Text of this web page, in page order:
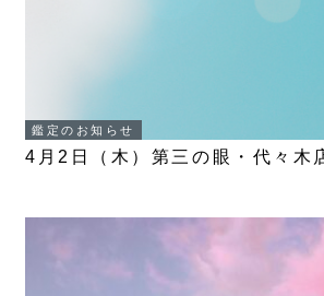
鑑定のお知らせ
4月2日（木）第三の眼・代々木